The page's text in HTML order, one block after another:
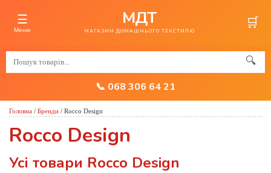
☰
Меню
МДТ
МАГАЗИН ДОМАШНЬОГО ТЕКСТИЛЮ 🛒
🔍
📞 068 306 64 21
Головна / Бренди / Rocco Design
Rocco Design
Усі товари Rocco Design